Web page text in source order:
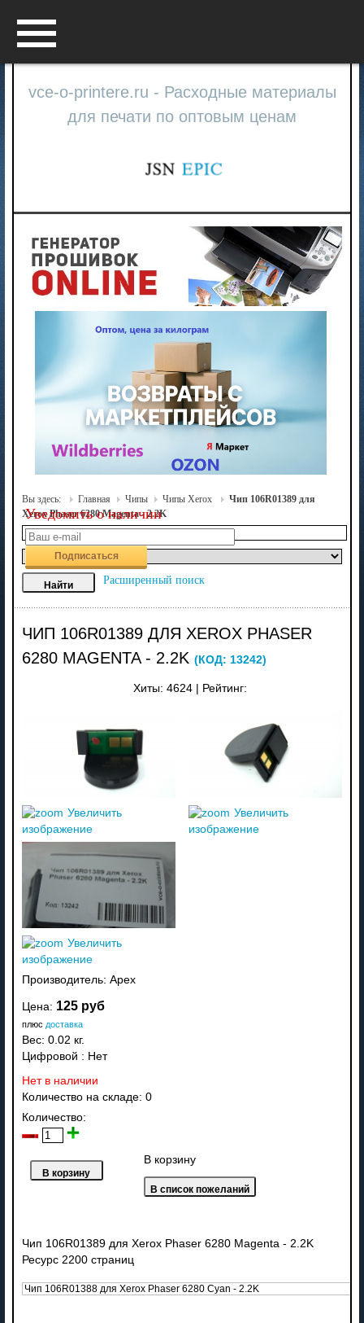
vce-o-printere.ru - Расходные материалы
для печати по оптовым ценам
Вы здесь: Главная Чипы Чипы Xerox
Чип 106R01389 для
Xerox Phaser 6280 Magenta - 2.2K
Расширенный поиск
ЧИП 106R01389 ДЛЯ XEROX PHASER
6280 MAGENTA - 2.2K (КОД: 13242)
Хиты: 4624 Рейтинг:
Увеличить
изображение
Увеличить
изображение
Увеличить
изображение
Производитель: Apex
Цена: 125 руб
плюс доставка
Вес: 0.02 кг.
Цифровой : Нет
Нет в наличии
Количество на складе: 0
Количество:
В корзину
Уведомить о наличии
Подписаться
Чип 106R01389 для Xerox Phaser 6280 Magenta - 2.2K
Ресурс 2200 страниц